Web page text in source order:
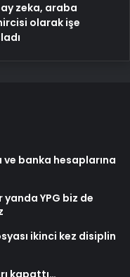
zeka, araba
olarak işe
ve banka hesaplarına
yanda YPG biz de
ikinci kez disiplin